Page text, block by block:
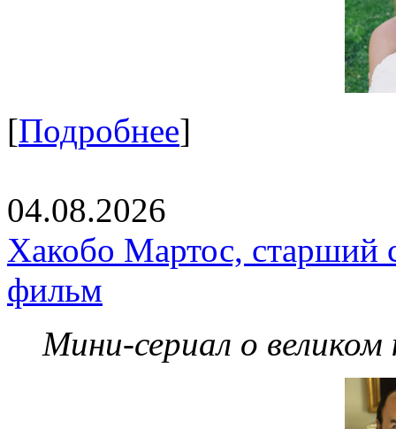
[Подробнее]
04.08.2026
Хакобо Мартос, старший
фильм
Мини-сериал о великом